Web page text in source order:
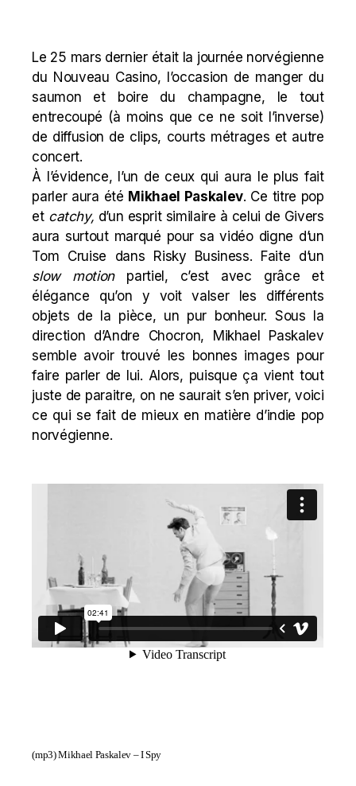
Le 25 mars dernier était la journée norvégienne
du Nouveau Casino, l’occasion de manger du
saumon et boire du champagne, le tout
entrecoupé (à moins que ce ne soit l’inverse)
de diffusion de clips, courts métrages et autre
concert.
À l’évidence, l’un de ceux qui aura le plus fait
parler aura été Mikhael Paskalev. Ce titre pop
et catchy, d’un esprit similaire à celui de Givers
aura surtout marqué pour sa vidéo digne d’un
Tom Cruise dans Risky Business. Faite d’un
slow motionpartiel, c’est avec grâce et
élégance qu’on y voit valser les différents
objets de la pièce, un pur bonheur. Sous la
direction d’Andre Chocron, Mikhael Paskalev
semble avoir trouvé les bonnes images pour
faire parler de lui. Alors, puisque ça vient tout
juste de paraitre, on ne saurait s’en priver, voici
ce qui se fait de mieux en matière d’indie pop
norvégienne.
(mp3)Mikhael Paskalev – I Spy